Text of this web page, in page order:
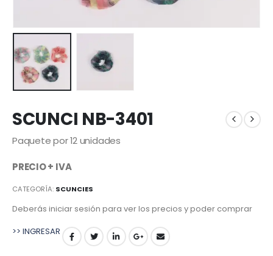
SCUNCI NB-3401
Paquete por 12 unidades
PRECIO + IVA
CATEGORÍA: SCUNCIES
Deberás iniciar sesión para ver los precios y poder comprar
>> INGRESAR